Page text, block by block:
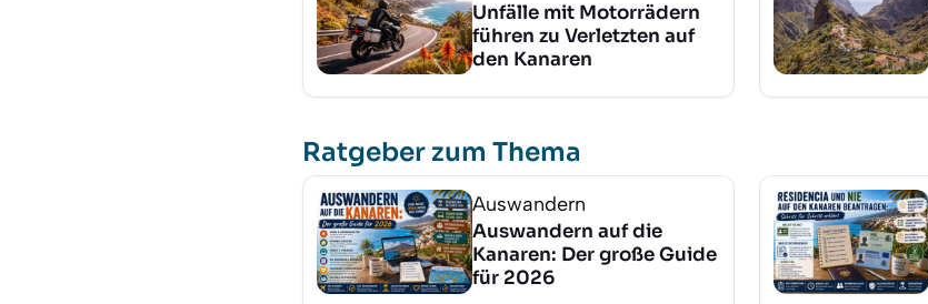
Unfälle mit Motorrädern
führen zu Verletzten auf
den Kanaren
Ratgeber zum Thema
Auswandern
Auswandern auf die
Kanaren: Der große Guide
für 2026